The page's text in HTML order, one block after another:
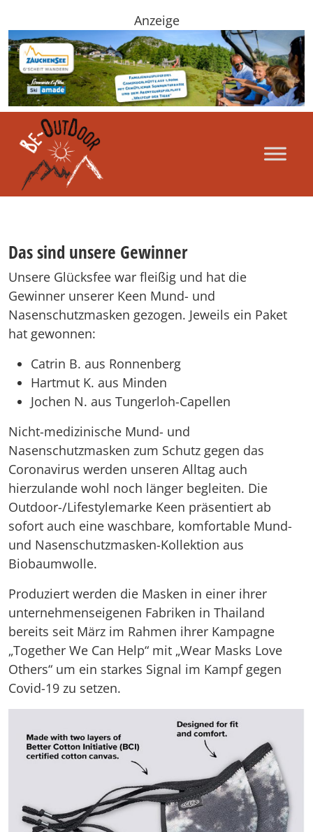
Anzeige
Das sind unsere Gewinner
Unsere Glücksfee war fleißig und hat die
Gewinner unserer Keen Mund- und
Nasenschutzmasken gezogen. Jeweils ein Paket
hat gewonnen:
Catrin B. aus Ronnenberg
Hartmut K. aus Minden
Jochen N. aus Tungerloh-Capellen
Nicht-medizinische Mund- und
Nasenschutzmasken zum Schutz gegen das
Coronavirus werden unseren Alltag auch
hierzulande wohl noch länger begleiten. Die
Outdoor-/Lifestylemarke Keen präsentiert ab
sofort auch eine waschbare, komfortable Mund-
und Nasenschutzmasken-Kollektion aus
Biobaumwolle.
Produziert werden die Masken in einer ihrer
unternehmenseigenen Fabriken in Thailand
bereits seit März im Rahmen ihrer Kampagne
„Together We Can Help“ mit „Wear Masks Love
Others“ um ein starkes Signal im Kampf gegen
Covid-19 zu setzen.